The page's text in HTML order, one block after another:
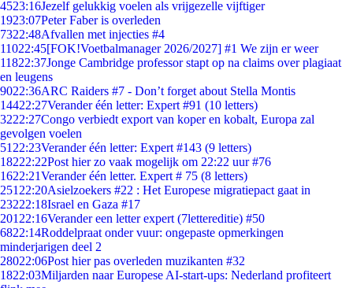
4523:16Jezelf gelukkig voelen als vrijgezelle vijftiger
1923:07Peter Faber is overleden
7322:48Afvallen met injecties #4
11022:45[FOK!Voetbalmanager 2026/2027] #1 We zijn er weer
11822:37Jonge Cambridge professor stapt op na claims over plagiaat
en leugens
9022:36ARC Raiders #7 - Don’t forget about Stella Montis
14422:27Verander één letter: Expert #91 (10 letters)
3222:27Congo verbiedt export van koper en kobalt, Europa zal
gevolgen voelen
51 22:23Verander één letter: Expert #143 (9 letters)
18222:22Post hier zo vaak mogelijk om 22:22 uur #76
1622:21Verander één letter. Expert # 75 (8 letters)
251 22:20Asielzoekers #22 : Het Europese migratiepact gaat in
23222:18Israel en Gaza #17
201 22:16Verander een letter expert (7lettereditie) #50
6822:14Roddelpraat onder vuur: ongepaste opmerkingen
minderjarigen deel 2
28022:06Post hier pas overleden muzikanten #32
1822:03Miljarden naar Europese AI-start-ups: Nederland profiteert